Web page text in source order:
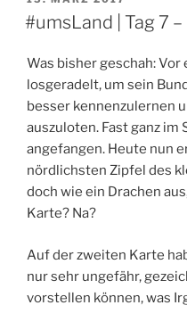
AM
#umsLand | Tag 7
Was bisher geschah:
losgeradelt, um sein
besser kennenzulernen
auszuloten. Fast ganz im
angefangen. Heute nun
nördlichsten Zipfel des
doch wie ein Drachen
Karte? Na?
Auf der zweiten Karte
nur sehr ungefähr,
vorstellen können, was